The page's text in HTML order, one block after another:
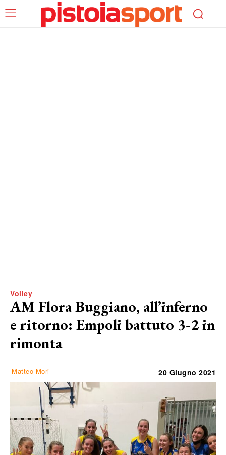
Volley
AM Flora Buggiano, all’inferno
e ritorno: Empoli battuto 3-2 in
rimonta
Matteo Mori 20 Giugno 2021